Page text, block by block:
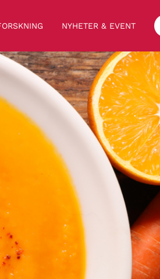
NYHETER & EVENT
Vad
Enkelt uttryckt
kroppen ifrån
stärkelse från
diabetes klarar
producera